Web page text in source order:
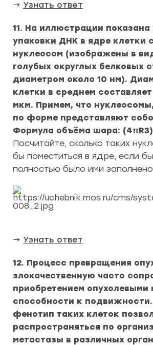
→ Узнать ответ
11. На иллюстрации показана
упаковки ДНК в ядре клетки
нуклеосом (изображены в
голубых округлых белковых
диаметром около 10 нм).
клетки в среднем
мкм. Примем, что
по форме представляют
Формула объёма шара:
Посчитайте, сколько таких
бы поместиться в ядре, если
полностью было ими заполнено
→ Узнать ответ
12. Процесс превращения
злокачественную часто
приобретением опухолевыми
способности к
фенотип таких клеток
распространяться по
метастазы в различных